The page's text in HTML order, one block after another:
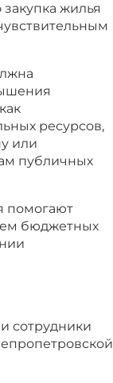
жилья
ресурсов,
или
публичных
помогают
бюджетных
сотрудники